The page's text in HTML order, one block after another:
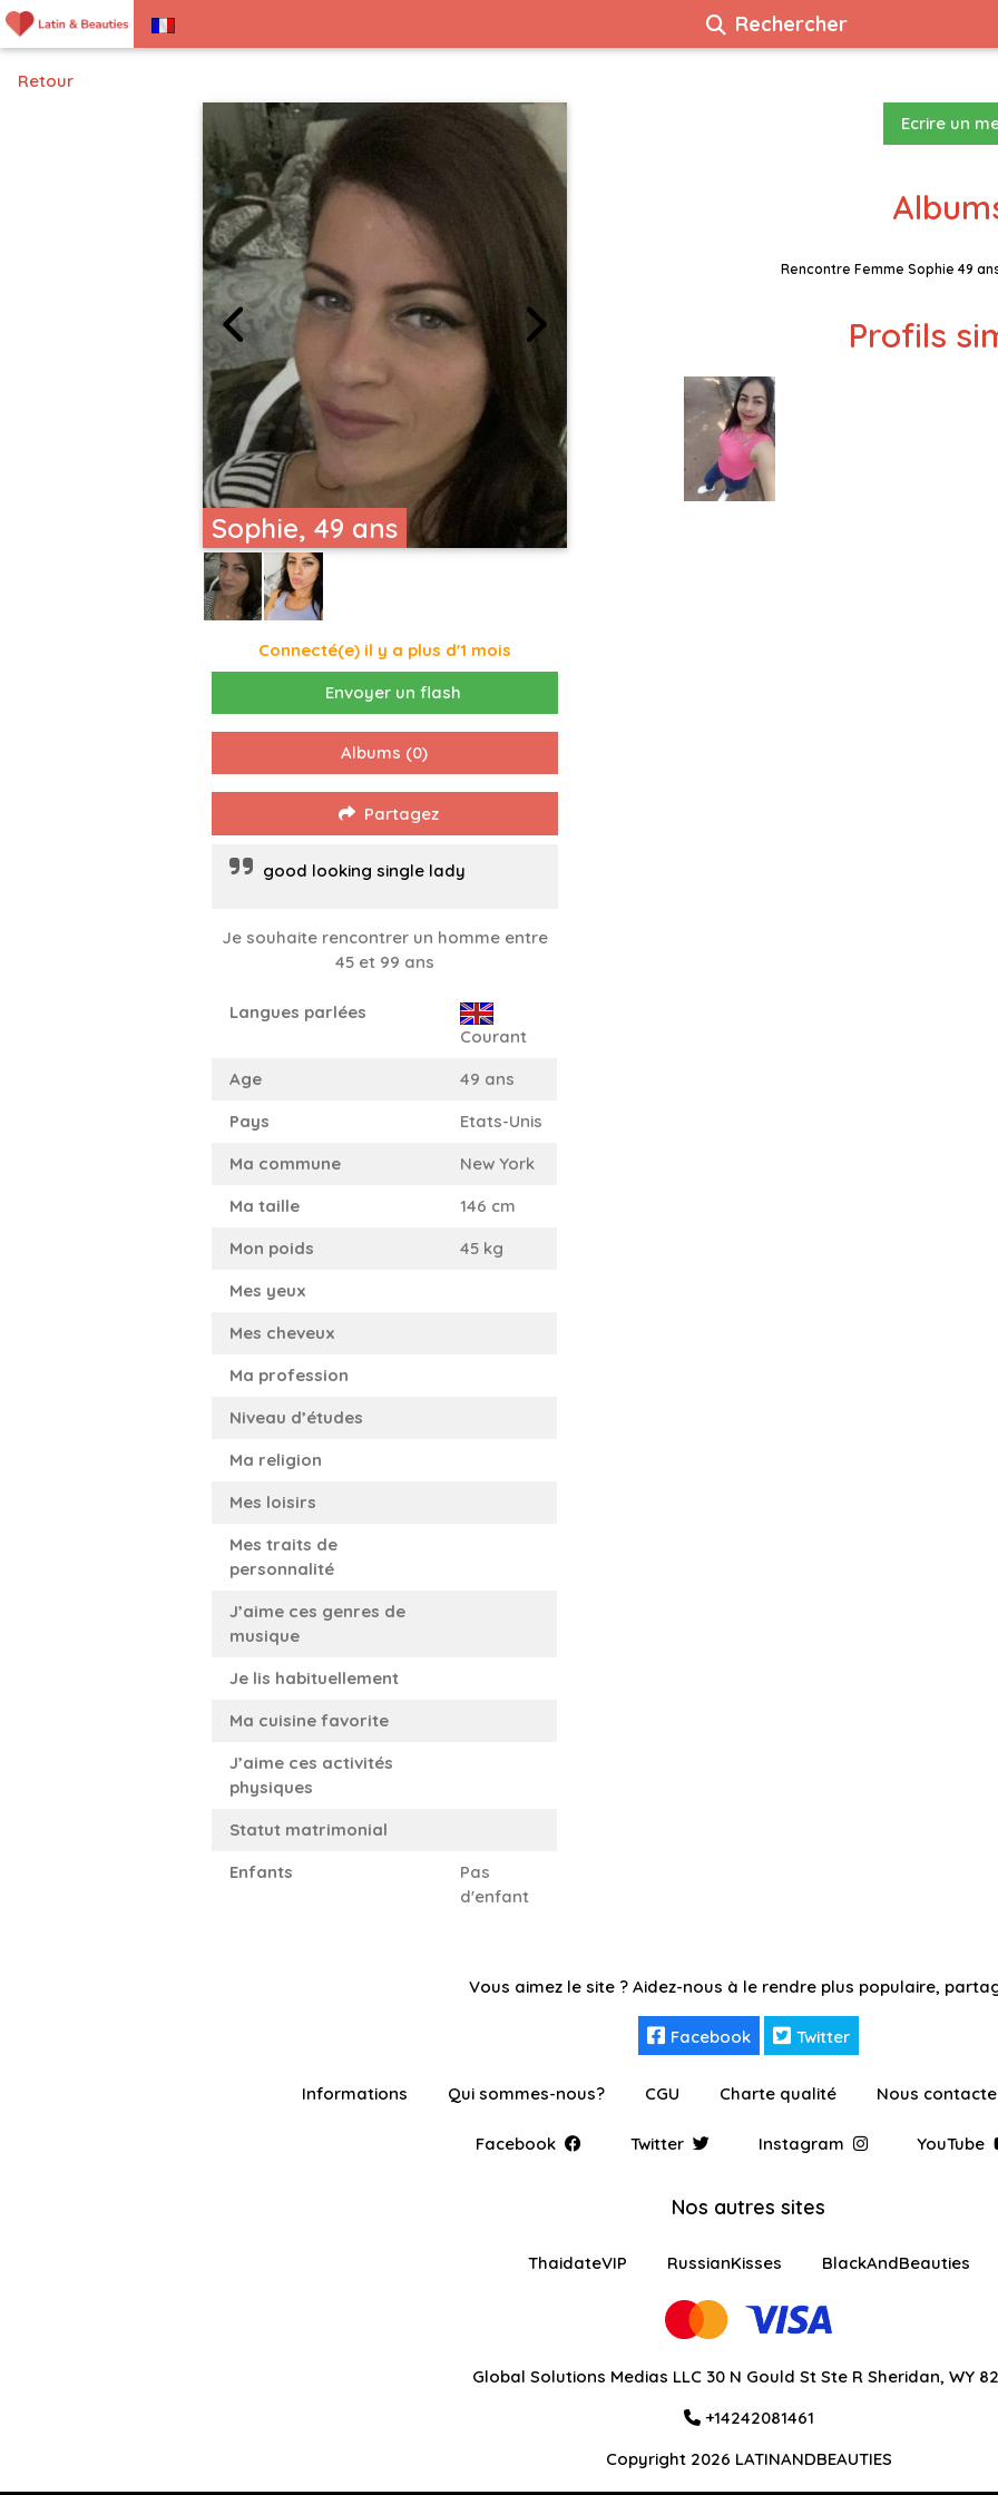
Rechercher
Retour
Sophie, 49 ans
Connecté(e) il y a plus d'1 mois
Envoyer un flash
Albums (0)
Partagez
good looking single lady
Je souhaite rencontrer un homme entre
45 et 99 ans
Langues parlées
Courant
Age
49 ans
Pays
Etats-Unis
Ma commune
New York
Ma taille
146 cm
Mon poids
45 kg
Mes yeux
Mes cheveux
Ma profession
Niveau d’études
Ma religion
Mes loisirs
Mes traits de
personnalité
J’aime ces genres de
musique
Je lis habituellement
Ma cuisine favorite
J’aime ces activités
physiques
Statut matrimonial
Enfants
Pas
d'enfant
Ecrire un
Rencontre Femme Sophie 49
Profils
Vous aimez le site ? Aidez-nous à le rendre plus populaire,
Facebook Twitter
Informations Qui sommes-nous? CGU Charte qualité Nous
Facebook Twitter Instagram YouTube
Nos autres sites
ThaidateVIP RussianKisses BlackAndBeauties
Global Solutions Medias LLC 30 N Gould St Ste R Sheridan, WY
+14242081461
Copyright 2026 LATINANDBEAUTIES